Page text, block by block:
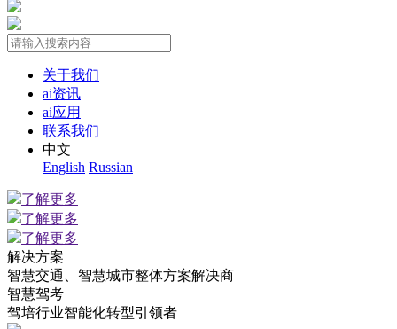
关于我们
ai资讯
ai应用
联系我们
中文
English Russian
了解更多
了解更多
了解更多
解决方案
智慧交通、智慧城市整体方案解决商
智慧驾考
驾培行业智能化转型引领者